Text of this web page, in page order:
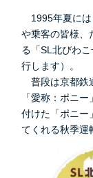
1995年夏には
や乗客の皆様、
る「SL北びわ
行します）。
普段は京都鉄
「愛称：ポニ
付けた「ポニー
てくれる秋季運